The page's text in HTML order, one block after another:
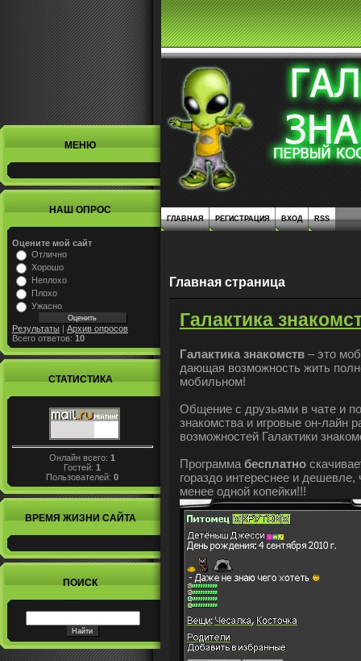
МЕНЮ
НАШ ОПРОС
Оцените мой сайт
Отлично
Хорошо
Неплохо
Плохо
Ужасно
Результаты | Архив опросов
Всего ответов: 10
СТАТИСТИКА
Онлайн всего:1
Гостей:1
Пользователей:0
ВРЕМЯ ЖИЗНИ САЙТА
ПОИСК
ГЛАВНАЯ РЕГИСТРАЦИЯ ВХОД RSS
Главная страница
Галактика
Галактика знакомств – это
дающая возможность жить
мобильном!
Общение с друзьями в чате и
знакомства и игровые он-лайн
возможностей Галактики
Программабесплатно
гораздо интереснее и
менее одной копейки!!!